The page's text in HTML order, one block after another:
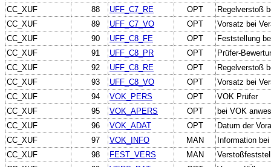
CC_XUF
88 UFF_C7_RE OPT
Regelverstoß
CC_XUF
89 UFF_C7_VO OPT
Vorsatz bei
CC_XUF
90 UFF_C8_FE OPT
Feststellung
CC_XUF
91 UFF_C8_PR OPT
Prüfer-
CC_XUF
92 UFF_C8_RE OPT
Regelverstoß
CC_XUF
93 UFF_C8_VO OPT
Vorsatz bei
CC_XUF
94 VOK_PERS OPT
VOK Prüfer
CC_XUF
95 VOK_APERS OPT
bei VOK
CC_XUF
96 VOK_ADAT OPT
Datum der
CC_XUF
97 VOK_INFO MAN
Information
CC_XUF
98 FEST_VERS MAN